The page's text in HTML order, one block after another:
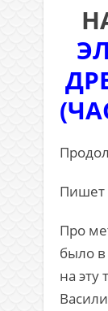
Пишет
Про
было в
на эту